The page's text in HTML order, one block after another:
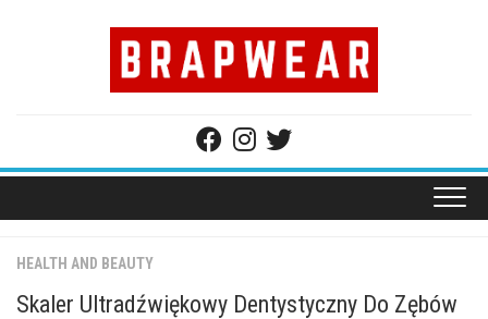
HEALTH AND BEAUTY
Skaler Ultradźwiękowy Dentystyczny Do Zębów